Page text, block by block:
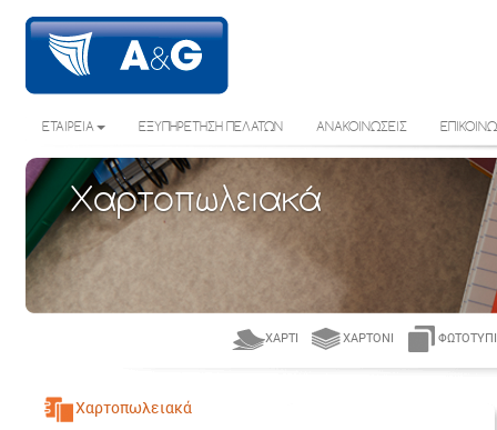
ΕΤΑΙΡΕΙΑ ΕΞΥΠΗΡΕΤΗΣΗ ΠΕΛΑΤΩΝ ΑΝΑΚΟΙΝΩΣΕΙΣ
Χαρτοπωλειακά
ΧΑΡΤΊ ΧΑΡΤΌΝΙ
Χαρτοπωλειακά